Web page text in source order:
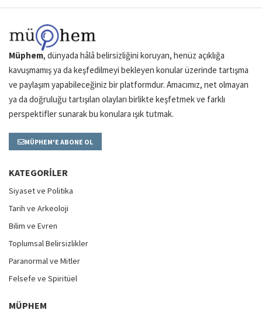
Müphem, dünyada hâlâ belirsizliğini koruyan, henüz açıklığa
kavuşmamış ya da keşfedilmeyi bekleyen konular üzerinde tartışma
ve paylaşım yapabileceğiniz bir platformdur. Amacımız, net olmayan
ya da doğruluğu tartışılan olayları birlikte keşfetmek ve farklı
perspektifler sunarak bu konulara ışık tutmak.
MÜPHEM'E ABONE OL
KATEGORILER
Siyaset ve Politika
Tarih ve Arkeoloji
Bilim ve Evren
Toplumsal Belirsizlikler
Paranormal ve Mitler
Felsefe ve Spiritüel
MÜPHEM